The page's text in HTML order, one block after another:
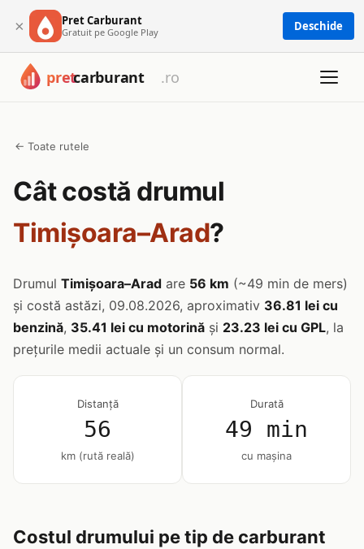
× Pret Carburant
Gratuit pe Google Play Deschide
← Toate rutele
Cât costă drumul
Timișoara–Arad?
Drumul Timișoara–Arad are 56 km (~49 min de mers)
și costă astăzi, 09.08.2026, aproximativ 36.81 lei cu
benzină, 35.41 lei cu motorină și 23.23 lei cu GPL, la
prețurile medii actuale și un consum normal.
Distanță
56
km (rută reală)
Durată
49 min
cu mașina
Costul drumului pe tip de carburant